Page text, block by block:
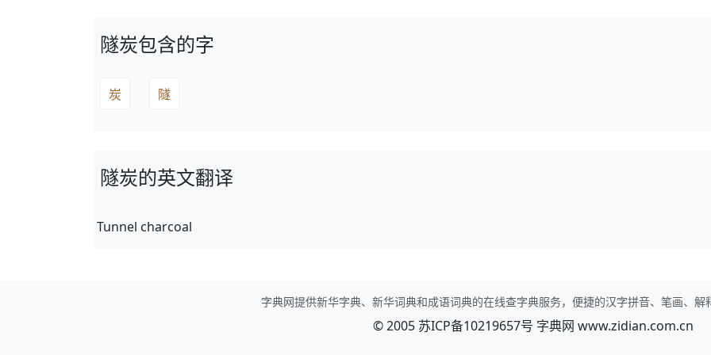
隧炭包含的字
炭 隧
隧炭的英文翻译
Tunnel charcoal
字典网提供新华字典、新华词典和成语词典的在线查字典服务，便捷的汉字拼音、笔画、解
© 2005 苏ICP备10219657号 字典网 www.zidian.com.cn